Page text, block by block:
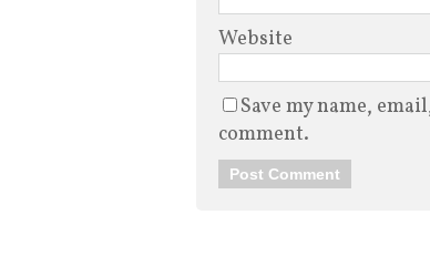
Website
Save my name,
comment.